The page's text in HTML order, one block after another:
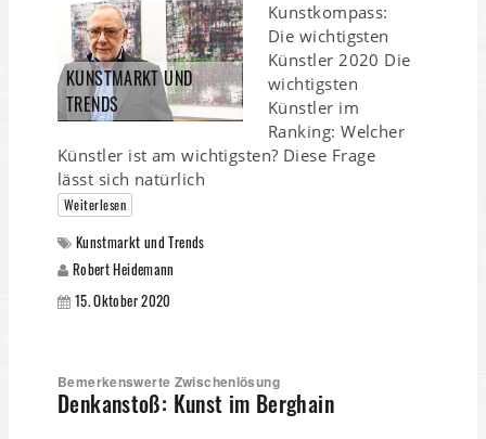
KUNSTMARKT UND
TRENDS
Kunstkompass:
Die wichtigsten
Künstler 2020 Die
wichtigsten
Künstler im
Ranking: Welcher
Künstler ist am wichtigsten? Diese Frage
lässt sich natürlich
Weiterlesen
Kunstmarkt und Trends
Robert Heidemann
15. Oktober 2020
Bemerkenswerte Zwischenlösung
Denkanstoß: Kunst im Berghain